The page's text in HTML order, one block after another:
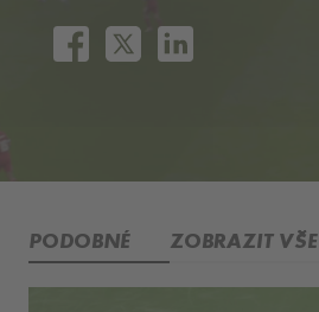
PODOBNÉ ZOBRAZIT VŠE